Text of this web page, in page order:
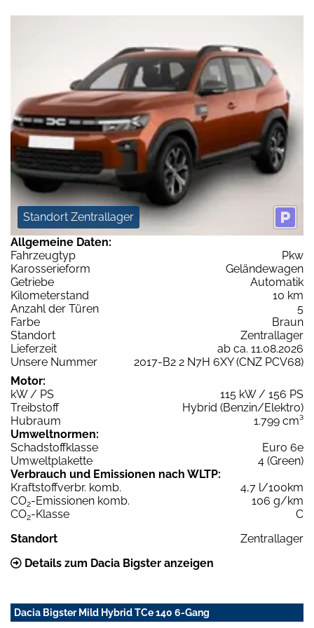
Standort Zentrallager
Allgemeine Daten:
Fahrzeugtyp
Pkw
Karosserieform
Geländewagen
Getriebe
Automatik
Kilometerstand
10 km
Anzahl der Türen
5
Farbe
Braun
Standort
Zentrallager
Lieferzeit
ab ca. 11.08.2026
Unsere Nummer
2017-B2 2 N7H 6XY (CNZ PCV68)
Motor:
kW / PS
115 kW / 156 PS
Treibstoff
Hybrid (Benzin/Elektro)
Hubraum
1.799 cm³
Umweltnormen:
Schadstoffklasse
Euro 6e
Umweltplakette
4 (Green)
Verbrauch und Emissionen nach WLTP:
Kraftstoffverbr. komb.
4,7 l/100km
CO2-Emissionen komb.
106 g/km
CO2-Klasse
C
Standort
Zentrallager
Details zum Dacia Bigster anzeigen
Dacia Bigster Mild Hybrid TCe 140 6-Gang